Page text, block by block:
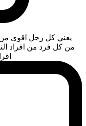
يعني كل رجل اقوى من
من كل فرد من افراد